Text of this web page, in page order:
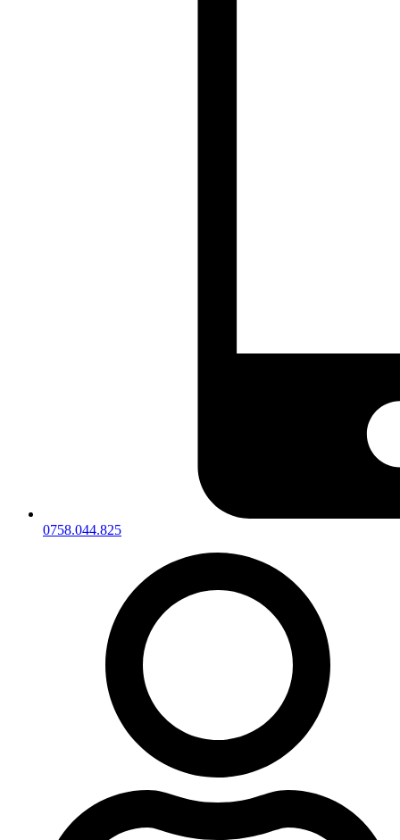
0758.044.825